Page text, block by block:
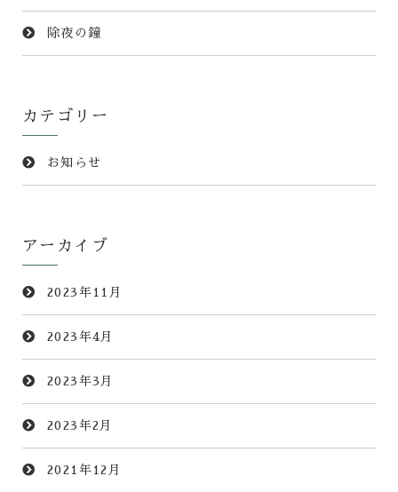
除夜の鐘
カテゴリー
お知らせ
アーカイブ
2023年11月
2023年4月
2023年3月
2023年2月
2021年12月